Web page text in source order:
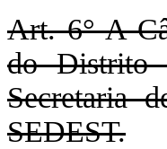
Art. 6° A
do Distrito
Secretaria
SEDEST.